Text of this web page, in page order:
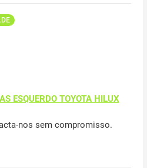
ESQUERDO TOYOTA HILUX
nos sem compromisso.